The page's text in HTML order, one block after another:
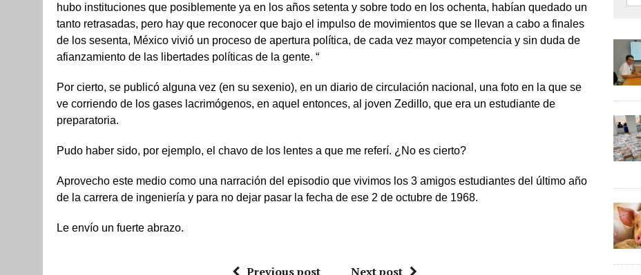
hubo instituciones que posiblemente ya en los años setenta y sobre todo en los ochenta, habían quedado un
tanto retrasadas, pero hay que reconocer que bajo el impulso de movimientos que se llevan a cabo a finales
de los sesenta, México vivió un proceso de apertura política, de cada vez mayor competencia y sin duda de
afianzamiento de las libertades políticas de la gente. “
Por cierto, se publicó alguna vez (en su sexenio), en un diario de circulación nacional, una foto en la que se
ve corriendo de los gases lacrimógenos, en aquel entonces, al joven Zedillo, que era un estudiante de
preparatoria.
Pudo haber sido, por ejemplo, el chavo de los lentes a que me referí. ¿No es cierto?
Aprovecho este medio como una narración del episodio que vivimos los 3 amigos estudiantes del último año
de la carrera de ingeniería y para no dejar pasar la fecha de ese 2 de octubre de 1968.
Le envío un fuerte abrazo.
Previous post Next post